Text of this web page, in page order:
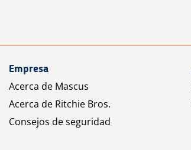
Empresa
Acerca de Mascus
Acerca de Ritchie Bros.
Consejos de seguridad